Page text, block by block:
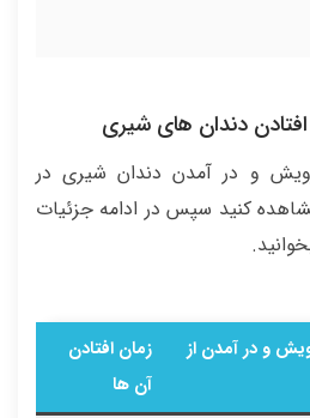
دندان های شیری
و در آمدن دندان شیری در
کنید سپس در ادامه جزئیات
و در آمدن از
زمان افتادن
آن ها